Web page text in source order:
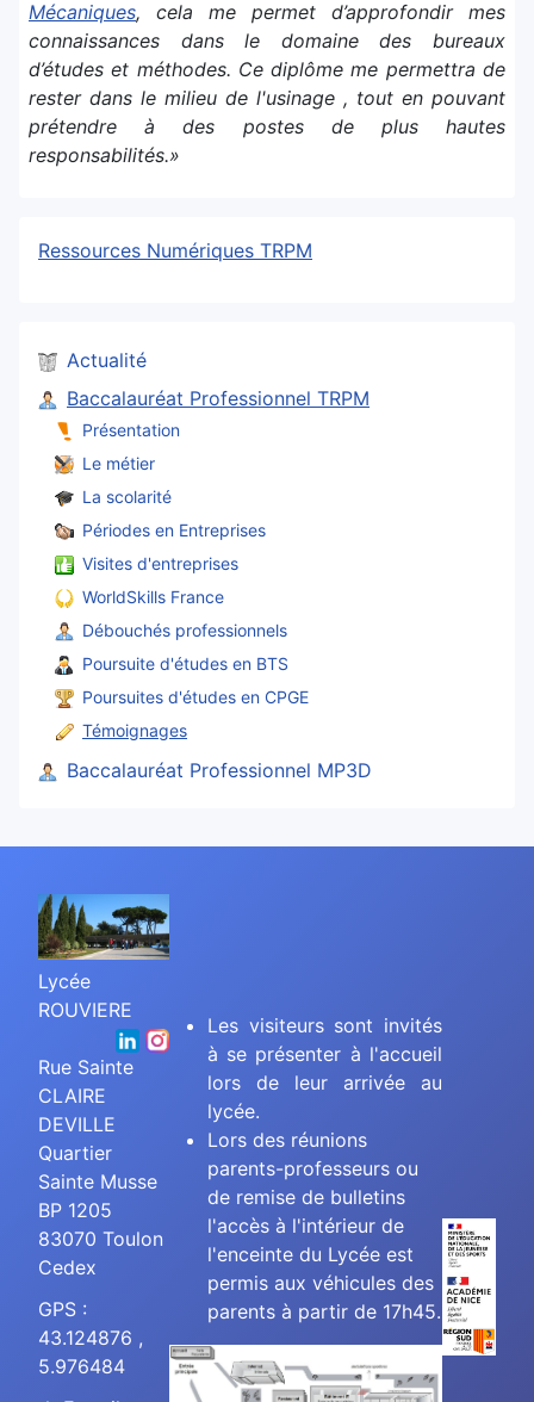
Mécaniques, cela me permet d’approfondir mes
connaissances dans le domaine des bureaux
d’études et méthodes. Ce diplôme me permettra de
rester dans le milieu de l'usinage , tout en pouvant
prétendre à des postes de plus hautes
responsabilités.»
Ressources Numériques TRPM
Actualité
Baccalauréat Professionnel TRPM
Présentation
Le métier
La scolarité
Périodes en Entreprises
Visites d'entreprises
WorldSkills France
Débouchés professionnels
Poursuite d'études en BTS
Poursuites d'études en CPGE
Témoignages
Baccalauréat Professionnel MP3D
Lycée
ROUVIERE
Rue Sainte
CLAIRE
DEVILLE
Quartier
Sainte Musse
BP 1205
83070 Toulon
Cedex
GPS :
43.124876 ,
5.976484
Les visiteurs sont invités
à se présenter à l'accueil
lors de leur arrivée au
lycée.
Lors des réunions
parents-professeurs ou
de remise de bulletins
l'accès à l'intérieur de
l'enceinte du Lycée est
permis aux véhicules des
parents à partir de 17h45.